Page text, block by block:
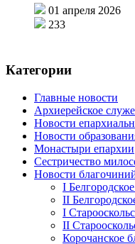
01 апреля 2026
233
Категории
Главные новости
Архиерейское
Новости
Новости
Монастыри епархии
Сестричество
Новости
I
II
I
II
Корочанское